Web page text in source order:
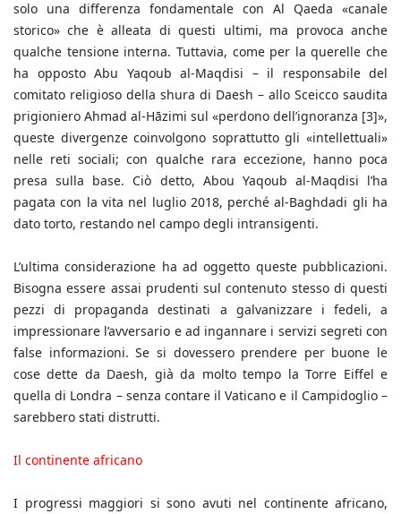
solo una differenza fondamentale con Al Qaeda «canale
storico» che è alleata di questi ultimi, ma provoca anche
qualche tensione interna. Tuttavia, come per la querelle che
ha opposto Abu Yaqoub al-Maqdisi – il responsabile del
comitato religioso della shura di Daesh – allo Sceicco saudita
prigioniero Ahmad al-Hāzimi sul «perdono dell’ignoranza [3]»,
queste divergenze coinvolgono soprattutto gli «intellettuali»
nelle reti sociali; con qualche rara eccezione, hanno poca
presa sulla base. Ciò detto, Abou Yaqoub al-Maqdisi l’ha
pagata con la vita nel luglio 2018, perché al-Baghdadi gli ha
dato torto, restando nel campo degli intransigenti.
L’ultima considerazione ha ad oggetto queste pubblicazioni.
Bisogna essere assai prudenti sul contenuto stesso di questi
pezzi di propaganda destinati a galvanizzare i fedeli, a
impressionare l’avversario e ad ingannare i servizi segreti con
false informazioni. Se si dovessero prendere per buone le
cose dette da Daesh, già da molto tempo la Torre Eiffel e
quella di Londra – senza contare il Vaticano e il Campidoglio –
sarebbero stati distrutti.
Il continente africano
I progressi maggiori si sono avuti nel continente africano,